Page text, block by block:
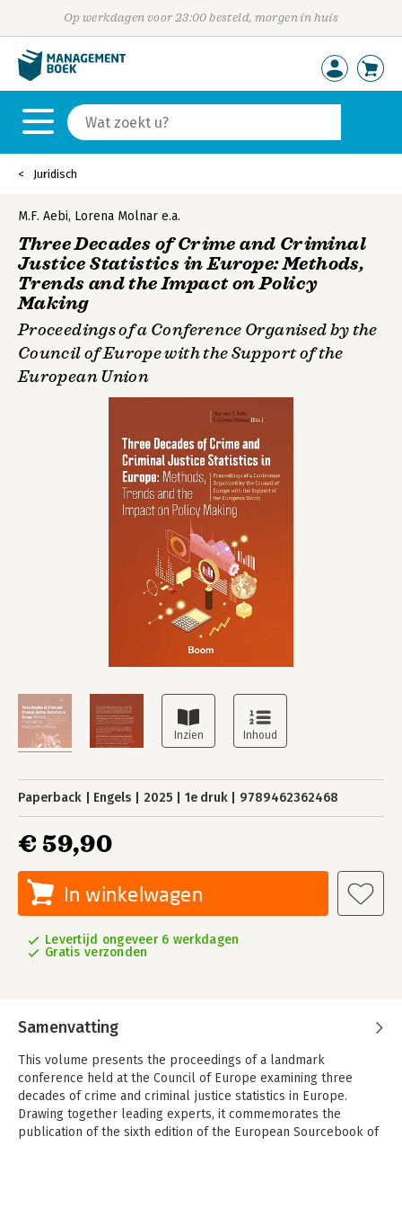
Op werkdagen voor 23:00 besteld, morgen in huis
Juridisch
M.F. Aebi, Lorena Molnar e.a.
Three Decades of Crime and Criminal
Justice Statistics in Europe: Methods,
Trends and the Impact on Policy
Making
Proceedings of a Conference Organised by the
Council of Europe with the Support of the
European Union
Paperback Engels 2025 1e druk 9789462362468
€ 59,90
In winkelwagen
Levertijd ongeveer 6 werkdagen
Gratis verzonden
Samenvatting
This volume presents the proceedings of a landmark
conference held at the Council of Europe examining three
decades of crime and criminal justice statistics in Europe.
Drawing together leading experts, it commemorates the
publication of the sixth edition of the European Sourcebook of